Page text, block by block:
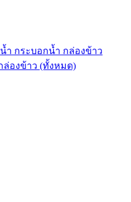
ำ กระบอกน้ำ กล่องข้าว
ล่องข้าว (ทั้งหมด)